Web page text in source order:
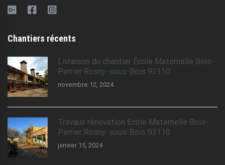
Chantiers récents
Livraison du chantier École Maternelle Bois-
Perrier Rosny-sous-Bois 93110
novembre 12, 2024
Travaux rénovation École Maternelle Bois-
Perrier Rosny-sous-Bois 93110
janvier 15, 2024